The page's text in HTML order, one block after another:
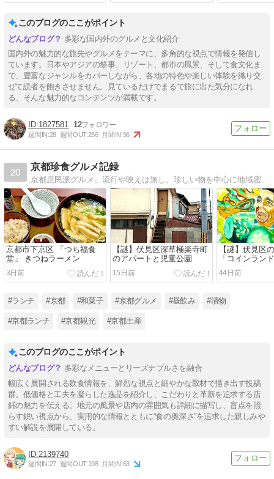
このブログのここがポイント
多彩な国内外のグルメと文化紹介
国内外の魅力的な旅先やグルメをテーマに、多角的な視点で情報を発信し
ています。日本やアジアの祭事、リゾート、都市の風景、そして食文化ま
で、豊富なジャンルをカバーしながら、各地の特色や楽しい体験を織り交
ぜて読者を飽きさせません。見ているだけでまるで旅に出た気分になれ
る、そんな魅力的なコンテンツが満載です。
1827581 12
週間IN:28 週間OUT:256 月間IN:96
20
京都珍食グルメ記録
京都庶民派グルメ。流行や映えは無し。珍しい物を中心に地域密着型。
京都市下京区 「つち福食
堂」 きつねラーメン
3日前
【謎】伏見区深草極楽寺町
のアパートと児童公園
15日前
【謎】伏見区
「コインラン
44日前
#ランチ #京都 #和菓子 #京都グルメ #昼飲み #漬物
#京都ランチ #京都観光 #京都土産
このブログのここがポイント
多彩なメニューとリーズナブルさを融合
幅広く展開される飲食情報を、鮮烈な視点と細やかな取材で描き出す投稿
群。低価格と工夫を凝らした逸品を紹介し、こだわりと革新を追求する店
鋪の魅力を伝える。地元の風景や店内の雰囲気も詳細に描写し、盲点を照
らす鋭い視点から、実用的な情報とともに“食の奥深さ”を追求した親しみや
すい解説を展開している。
2139740
週間IN:27 週間OUT:198 月間IN:63